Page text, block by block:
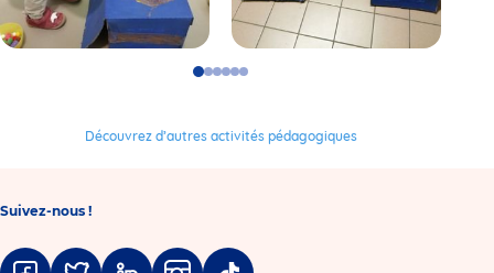
GoGoGoGo
4
GoGo
6
Découvrez d’autres activités pédagogiques
Suivez-nous !